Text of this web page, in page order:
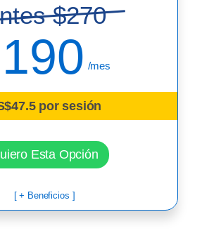
$270
190 /mes
por sesión
Esta Opción
[ + Beneficios ]